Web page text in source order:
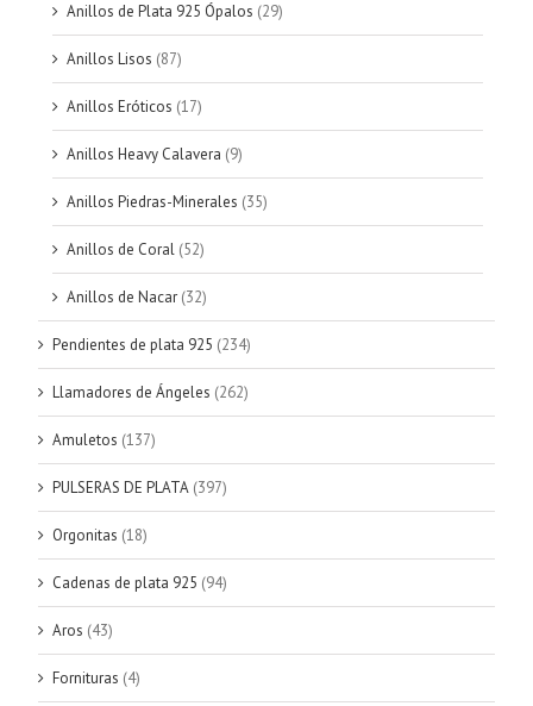
Anillos de Plata 925 Ópalos (29)
Anillos Lisos (87)
Anillos Eróticos (17)
Anillos Heavy Calavera (9)
Anillos Piedras-Minerales (35)
Anillos de Coral (52)
Anillos de Nacar (32)
Pendientes de plata 925 (234)
Llamadores de Ángeles (262)
Amuletos (137)
PULSERAS DE PLATA (397)
Orgonitas (18)
Cadenas de plata 925 (94)
Aros (43)
Fornituras (4)